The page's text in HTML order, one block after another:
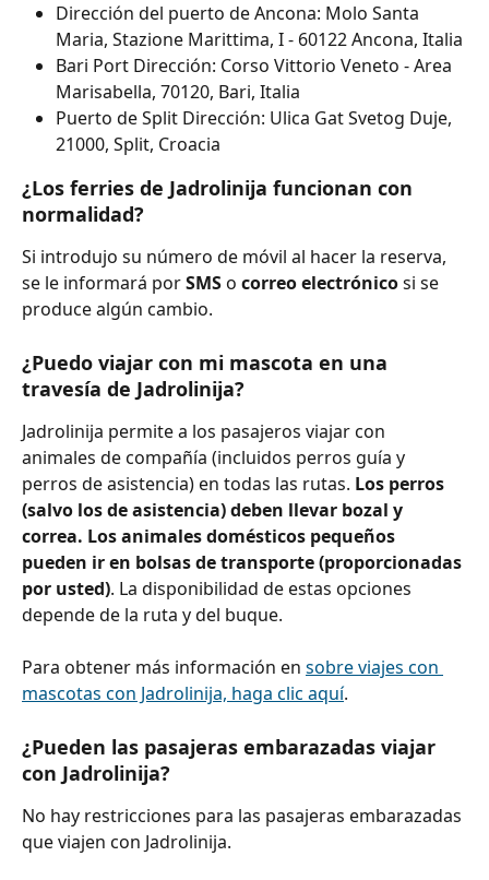
Dirección del puerto de Ancona: Molo Santa
Maria, Stazione Marittima, I - 60122 Ancona, Italia
Bari Port Dirección: Corso Vittorio Veneto - Area
Marisabella, 70120, Bari, Italia
Puerto de Split Dirección: Ulica Gat Svetog Duje,
21000, Split, Croacia
¿Los ferries de Jadrolinija funcionan con
normalidad?
Si introdujo su número de móvil al hacer la reserva,
se le informará por SMS o correo electrónico si se
produce algún cambio.
¿Puedo viajar con mi mascota en una
travesía de Jadrolinija?
Jadrolinija permite a los pasajeros viajar con
animales de compañía (incluidos perros guía y
perros de asistencia) en todas las rutas. Los perros
(salvo los de asistencia) deben llevar bozal y
correa. Los animales domésticos pequeños
pueden ir en bolsas de transporte (proporcionadas
por usted). La disponibilidad de estas opciones
depende de la ruta y del buque.
Para obtener más información en sobre viajes con
mascotas con Jadrolinija, haga clic aquí.
¿Pueden las pasajeras embarazadas viajar
con Jadrolinija?
No hay restricciones para las pasajeras embarazadas
que viajen con Jadrolinija.